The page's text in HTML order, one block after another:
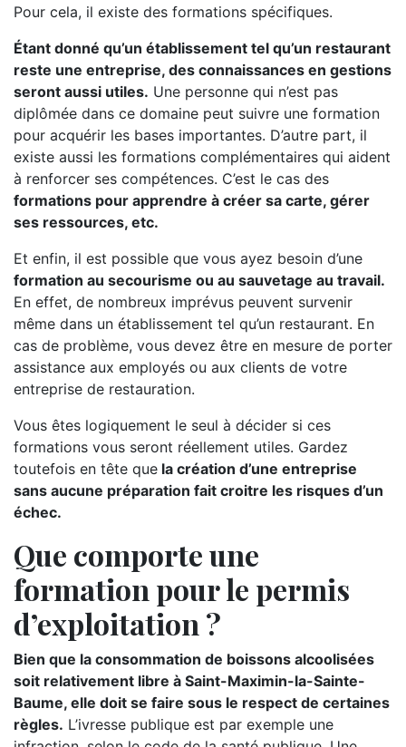
Pour cela, il existe des formations spécifiques.
Étant donné qu’un établissement tel qu’un restaurant
reste une entreprise, des connaissances en gestions
seront aussi utiles. Une personne qui n’est pas
diplômée dans ce domaine peut suivre une formation
pour acquérir les bases importantes. D’autre part, il
existe aussi les formations complémentaires qui aident
à renforcer ses compétences. C’est le cas des
formations pour apprendre à créer sa carte, gérer
ses ressources, etc.
Et enfin, il est possible que vous ayez besoin d’une
formation au secourisme ou au sauvetage au travail.
En effet, de nombreux imprévus peuvent survenir
même dans un établissement tel qu’un restaurant. En
cas de problème, vous devez être en mesure de porter
assistance aux employés ou aux clients de votre
entreprise de restauration.
Vous êtes logiquement le seul à décider si ces
formations vous seront réellement utiles. Gardez
toutefois en tête que la création d’une entreprise
sans aucune préparation fait croitre les risques d’un
échec.
Que comporte une
formation pour le permis
d’exploitation ?
Bien que la consommation de boissons alcoolisées
soit relativement libre à Saint-Maximin-la-Sainte-
Baume, elle doit se faire sous le respect de certaines
règles. L’ivresse publique est par exemple une